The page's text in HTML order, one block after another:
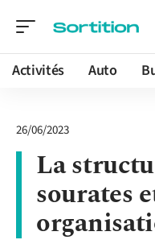
Activités Auto
26/06/2023
La
sourates